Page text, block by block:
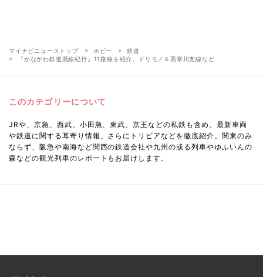
マイナビニューストップ ホビー
鉄道
『かながわ鉄道廃線紀行』11路線を紹介、ドリモノ＆西寒川支線など
このカテゴリーについて
JRや、京急、西武、小田急、東武、京王などの私鉄も含め、最新車両
や鉄道に関する耳寄り情報、さらにトリビアなどを徹底紹介。関東のみ
ならず、阪急や南海など関西の鉄道会社や九州の或る列車やゆふいんの
森などの観光列車のレポートもお届けします。